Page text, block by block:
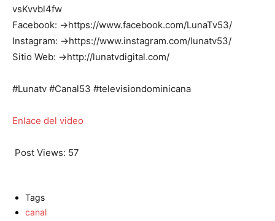
vsKvvbl4fw
Facebook: →https://www.facebook.com/LunaTv53/
Instagram: →https://www.instagram.com/lunatv53/
Sitio Web: →http://lunatvdigital.com/
#Lunatv #Canal53 #televisiondominicana
Enlace del video
Post Views: 57
Tags
canal